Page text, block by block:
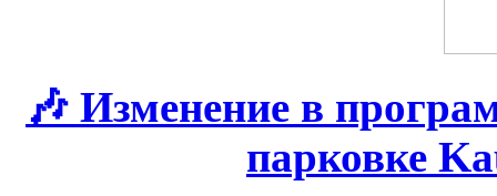
🎶 Изменение в
парковке